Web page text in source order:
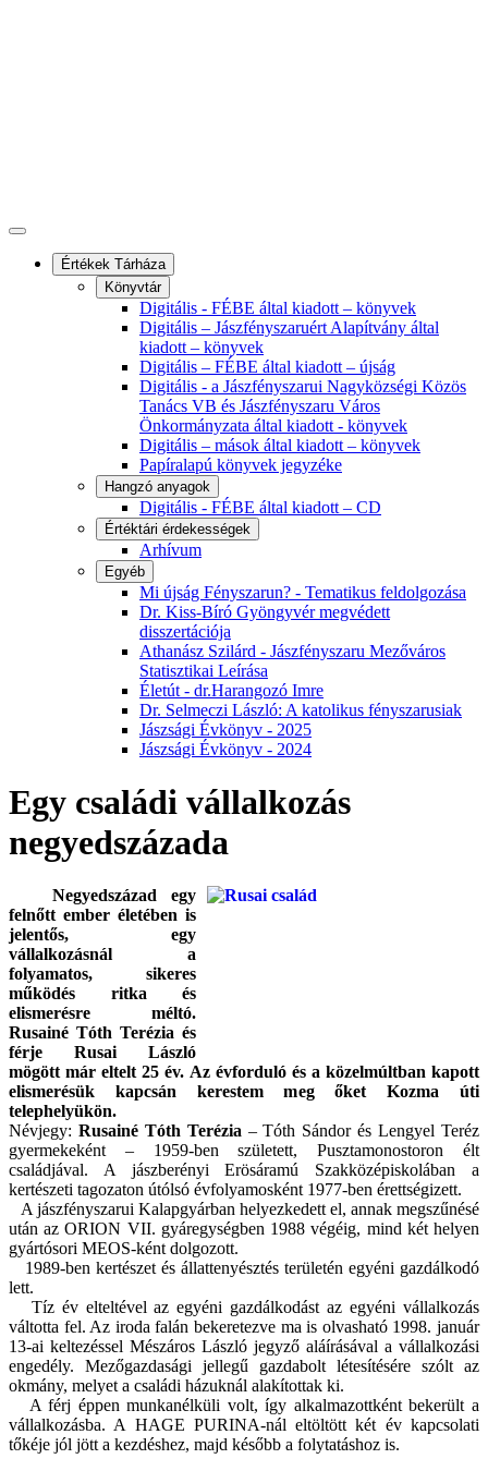
Értékek Tárháza
Könyvtár
Digitális - FÉBE által kiadott – könyvek
Digitális – Jászfényszaruért Alapítvány által
kiadott – könyvek
Digitális – FÉBE által kiadott – újság
Digitális - a Jászfényszarui Nagyközségi Közös
Tanács VB és Jászfényszaru Város
Önkormányzata által kiadott - könyvek
Digitális – mások által kiadott – könyvek
Papíralapú könyvek jegyzéke
Hangzó anyagok
Digitális - FÉBE által kiadott – CD
Értéktári érdekességek
Arhívum
Egyéb
Mi újság Fényszarun? - Tematikus feldolgozása
Dr. Kiss-Bíró Gyöngyvér megvédett
disszertációja
Athanász Szilárd - Jászfényszaru Mezőváros
Statisztikai Leírása
Életút - dr.Harangozó Imre
Dr. Selmeczi László: A katolikus fényszarusiak
Jászsági Évkönyv - 2025
Jászsági Évkönyv - 2024
Egy családi vállalkozás
negyedszázada
Negyedszázad egy
felnőtt ember életében is
jelentős, egy
vállalkozásnál a
folyamatos, sikeres
működés ritka és
elismerésre méltó.
Rusainé Tóth Terézia és
férje Rusai László
mögött már eltelt 25 év. Az évforduló és a közelmúltban kapott
elismerésük kapcsán kerestem meg őket Kozma úti
telephelyükön.
Névjegy: Rusainé Tóth Terézia – Tóth Sándor és Lengyel Teréz
gyermekeként – 1959-ben született, Pusztamonostoron élt
családjával. A jászberényi Erösáramú Szakközépiskolában a
kertészeti tagozaton útólsó évfolyamosként 1977-ben érettségizett.
A jászfényszarui Kalapgyárban helyezkedett el, annak megszűnésé
után az ORION VII. gyáregységben 1988 végéig, mind két helyen
gyártósori MEOS-ként dolgozott.
1989-ben kertészet és állattenyésztés területén egyéni gazdálkodó
lett.
Tíz év elteltével az egyéni gazdálkodást az egyéni vállalkozás
váltotta fel. Az iroda falán bekeretezve ma is olvasható 1998. január
13-ai keltezéssel Mészáros László jegyző aláírásával a vállalkozási
engedély. Mezőgazdasági jellegű gazdabolt létesítésére szólt az
okmány, melyet a családi házuknál alakítottak ki.
A férj éppen munkanélküli volt, így alkalmazottként bekerült a
vállalkozásba. A HAGE PURINA-nál eltöltött két év kapcsolati
tőkéje jól jött a kezdéshez, majd később a folytatáshoz is.